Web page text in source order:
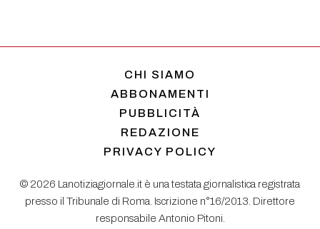
CHI SIAMO
ABBONAMENTI
PUBBLICITÀ
REDAZIONE
PRIVACY POLICY
© 2026 Lanotiziagiornale.it è una testata giornalistica registrata
presso il Tribunale di Roma. Iscrizione n°16/2013. Direttore
responsabile Antonio Pitoni.